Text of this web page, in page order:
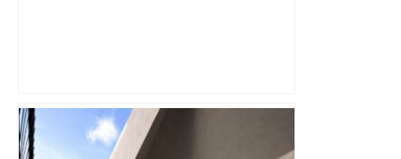
Capilla en bleu ciel pour combien de
temps encore ? Toulouse et l'UBB aux